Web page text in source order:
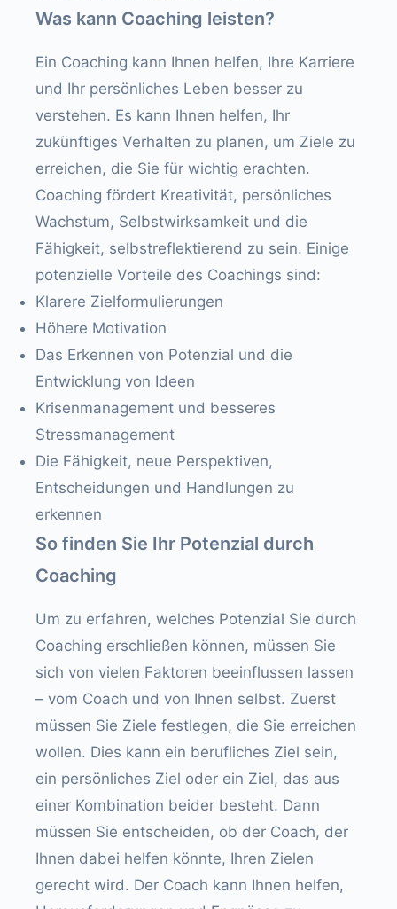
Was kann Coaching leisten?
Ein Coaching kann Ihnen helfen, Ihre Karriere
und Ihr persönliches Leben besser zu
verstehen. Es kann Ihnen helfen, Ihr
zukünftiges Verhalten zu planen, um Ziele zu
erreichen, die Sie für wichtig erachten.
Coaching fördert Kreativität, persönliches
Wachstum, Selbstwirksamkeit und die
Fähigkeit, selbstreflektierend zu sein. Einige
potenzielle Vorteile des Coachings sind:
Klarere Zielformulierungen
Höhere Motivation
Das Erkennen von Potenzial und die
Entwicklung von Ideen
Krisenmanagement und besseres
Stressmanagement
Die Fähigkeit, neue Perspektiven,
Entscheidungen und Handlungen zu
erkennen
So finden Sie Ihr Potenzial durch
Coaching
Um zu erfahren, welches Potenzial Sie durch
Coaching erschließen können, müssen Sie
sich von vielen Faktoren beeinflussen lassen
– vom Coach und von Ihnen selbst. Zuerst
müssen Sie Ziele festlegen, die Sie erreichen
wollen. Dies kann ein berufliches Ziel sein,
ein persönliches Ziel oder ein Ziel, das aus
einer Kombination beider besteht. Dann
müssen Sie entscheiden, ob der Coach, der
Ihnen dabei helfen könnte, Ihren Zielen
gerecht wird. Der Coach kann Ihnen helfen,